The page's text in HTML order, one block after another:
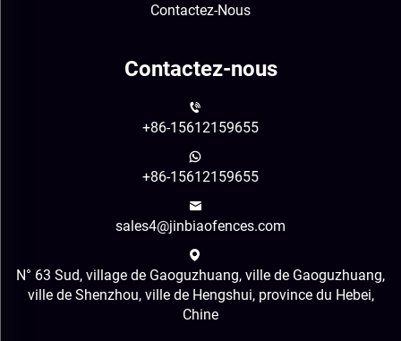
Contactez-Nous
Contactez-nous
+86-15612159655
+86-15612159655
sales4@jinbiaofences.com
N° 63 Sud, village de Gaoguzhuang, ville de Gaoguzhuang,
ville de Shenzhou, ville de Hengshui, province du Hebei,
Chine